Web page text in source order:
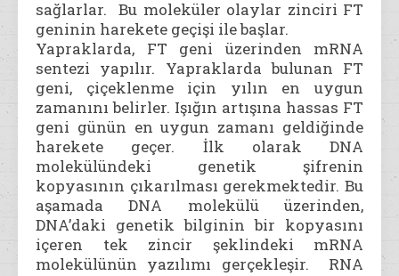
sağlarlar. Bu moleküler olaylar zinciri FT
geninin harekete geçişi ile başlar.
Yapraklarda, FT geni üzerinden mRNA
sentezi yapılır. Yapraklarda bulunan FT
geni, çiçeklenme için yılın en uygun
zamanını belirler. Işığın artışına hassas FT
geni günün en uygun zamanı geldiğinde
harekete geçer. İlk olarak DNA
molekülündeki genetik şifrenin
kopyasının çıkarılması gerekmektedir. Bu
aşamada DNA molekülü üzerinden,
DNA’daki genetik bilginin bir kopyasını
içeren tek zincir şeklindeki mRNA
molekülünün yazılımı gerçekleşir. RNA